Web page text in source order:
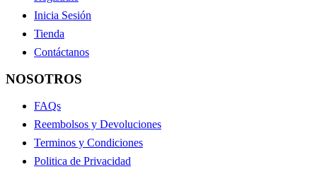
Inicia Sesión
Tienda
Contáctanos
NOSOTROS
FAQs
Reembolsos y Devoluciones
Terminos y Condiciones
Politica de Privacidad